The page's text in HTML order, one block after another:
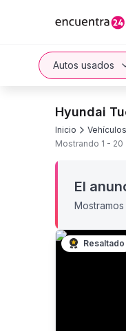
Autos usados
Hyundai
Inicio Vehículos
Mostrando 1 - 20
El
Resaltado